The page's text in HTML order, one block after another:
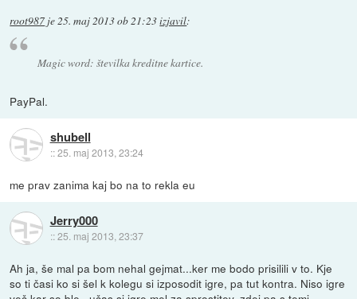
root987 je25. maj 2013 ob 21:23izjavil:
Magic word: številka kreditne kartice.
PayPal.
shubell
::25. maj 2013, 23:24
me prav zanima kaj bo na to rekla eu
Jerry000
::25. maj 2013, 23:37
Ah ja, še mal pa bom nehal gejmat...ker me bodo prisilili v to. Kje
so ti časi ko si šel k kolegu si izposodit igre, pa tut kontra. Niso igre